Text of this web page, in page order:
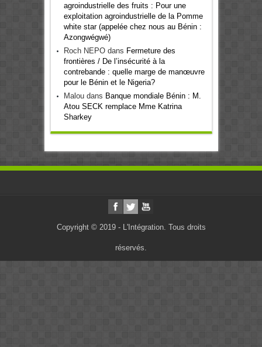
agroindustrielle des fruits : Pour une
exploitation agroindustrielle de la Pomme
white star (appelée chez nous au Bénin :
Azongwégwé)
Roch NEPOdans Fermeture des
frontières / De l’insécurité à la
contrebande : quelle marge de manœuvre
pour le Bénin et le Nigeria?
Maloudans Banque mondiale Bénin : M.
Atou SECK remplace Mme Katrina
Sharkey
Copyright © 2019 - L'Intégration. Tous droits
réservés.